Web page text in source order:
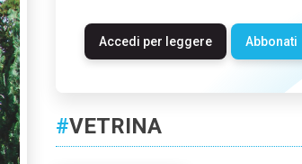
Accedi per leggere Abbonati
#VETRINA